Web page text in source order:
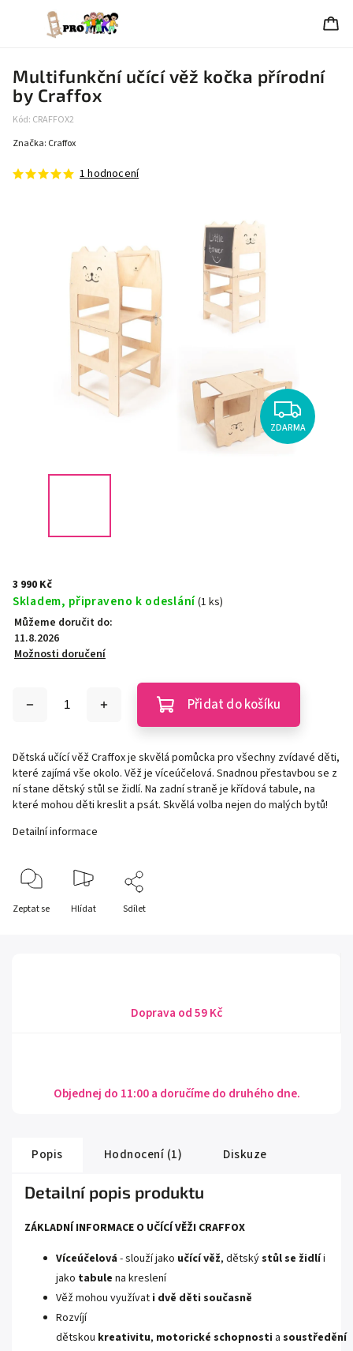
Multifunkční učící věž kočka přírodní
by Craffox
Kód: CRAFFOX2
1 hodnocení
Značka: Craffox
ZDARMA
3 990 Kč
Skladem, připraveno k odeslání(1 ks)
Můžeme doručit do:
11.8.2026
Možnosti doručení
Přidat do košíku
Dětská učící věž Craffox je skvělá pomůcka pro všechny zvídavé děti,
které zajímá vše okolo. Věž je víceúčelová. Snadnou přestavbou se z
ní stane dětský stůl se židlí. Na zadní straně je křídová tabule, na
které mohou děti kreslit a psát. Skvělá volba nejen do malých bytů!
Detailní informace
Zeptat se Hlídat Sdílet
Doprava od 59 Kč
Objednej do 11:00 a doručíme do druhého dne.
Popis Hodnocení (1) Diskuze
Detailní popis produktu
ZÁKLADNÍ INFORMACE O UČÍCÍ VĚŽI CRAFFOX
Víceúčelová - slouží jako učící věž, dětskýstůl se židlíi
jako tabule na kreslení
Věž mohou využívat i dvě děti současně
Rozvíjí
dětskou kreativitu, motorické schopnosti a soustředění